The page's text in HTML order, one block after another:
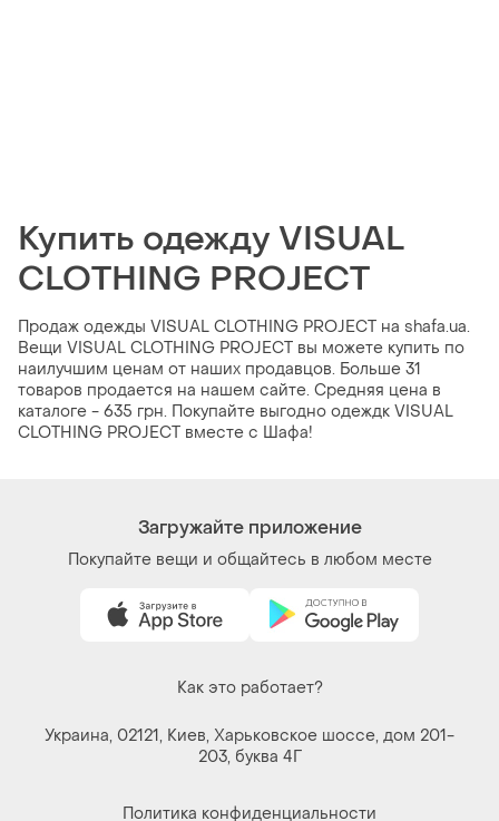
Купить одежду VISUAL
CLOTHING PROJECT
Продаж одежды VISUAL CLOTHING PROJECT на shafa.ua.
Вещи VISUAL CLOTHING PROJECT вы можете купить по
наилучшим ценам от наших продавцов. Больше 31
товаров продается на нашем сайте. Средняя цена в
каталоге - 635 грн. Покупайте выгодно одеждк VISUAL
CLOTHING PROJECT вместе с Шафа!
Загружайте приложение
Покупайте вещи и общайтесь в любом месте
Как это работает?
Украина, 02121, Киев, Харьковское шоссе, дом 201-
203, буква 4Г
Политика конфиденциальности